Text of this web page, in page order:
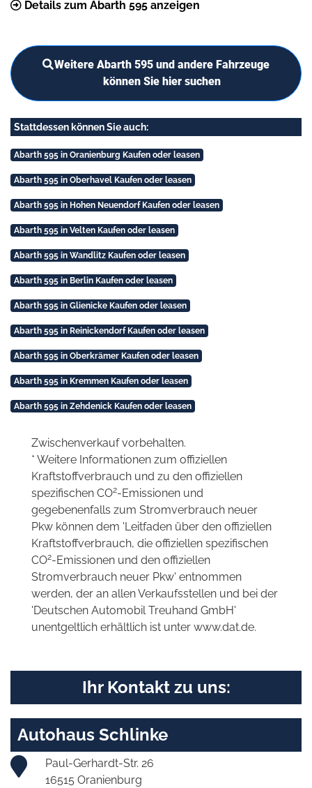
Details zum Abarth 595 anzeigen
Weitere Abarth 595 und andere Fahrzeuge
können Sie hier suchen
Stattdessen können Sie auch:
Abarth 595 in Oranienburg Kaufen oder leasen
Abarth 595 in Oberhavel Kaufen oder leasen
Abarth 595 in Hohen Neuendorf Kaufen oder leasen
Abarth 595 in Velten Kaufen oder leasen
Abarth 595 in Wandlitz Kaufen oder leasen
Abarth 595 in Berlin Kaufen oder leasen
Abarth 595 in Glienicke Kaufen oder leasen
Abarth 595 in Reinickendorf Kaufen oder leasen
Abarth 595 in Oberkrämer Kaufen oder leasen
Abarth 595 in Kremmen Kaufen oder leasen
Abarth 595 in Zehdenick Kaufen oder leasen
Zwischenverkauf vorbehalten.
* Weitere Informationen zum offiziellen
Kraftstoffverbrauch und zu den offiziellen
spezifischen CO2-Emissionen und
gegebenenfalls zum Stromverbrauch neuer
Pkw können dem 'Leitfaden über den offiziellen
Kraftstoffverbrauch, die offiziellen spezifischen
CO2-Emissionen und den offiziellen
Stromverbrauch neuer Pkw' entnommen
werden, der an allen Verkaufsstellen und bei der
'Deutschen Automobil Treuhand GmbH'
unentgeltlich erhältlich ist unter www.dat.de.
Ihr Kontakt zu uns:
Autohaus Schlinke
Paul-Gerhardt-Str. 26
16515 Oranienburg